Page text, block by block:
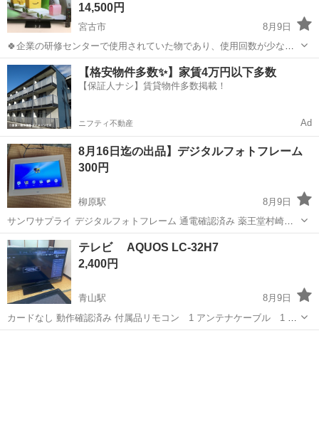
14,500円
宮古市
8月9日
🍀企業の研修センターで使用されていた物であり、使用回数が少なく
極上品です。 🍀複数台、在庫がありますので、複数台必要であればご
相談ください！ ◎薄型ハイビジョンテレビの高画質は素晴らしいの一
言です。 ◎３２型なので大画...
岩手 宮古市 テレビ ケーブル
【格安物件多数✨】家賃4万円以下多数
【保証人ナシ】賃貸物件多数掲載！
ニフティ不動産 Ad
8月16日迄の出品】デジタルフォトフレーム
300円
柳原駅
8月9日
サンワサプライ デジタルフォトフレーム 通電確認済み 薬王堂村崎野
南店駐車場でお取引になります
岩手 北上市 柳原駅
テレビ AQUOS LC-32H7
2,400円
青山駅
8月9日
カードなし 動作確認済み 付属品リモコン 1 アンテナケーブル 1 説
明書 2冊 本日お取引で400円お値引き！ 盛岡市青山に取りに来られ